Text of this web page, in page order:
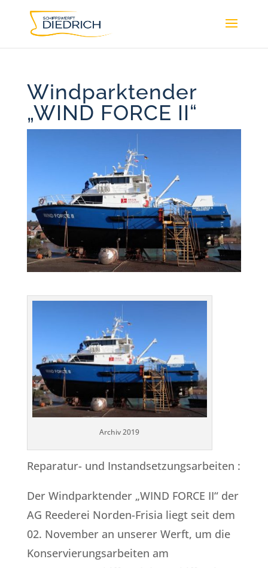
Windparktender
„WIND FORCE II“
Archiv 2019
Reparatur- und Instandsetzungsarbeiten :
Der Windparktender „WIND FORCE II“ der
AG Reederei Norden-Frisia liegt seit dem
02. November an unserer Werft, um die
Konservierungsarbeiten am